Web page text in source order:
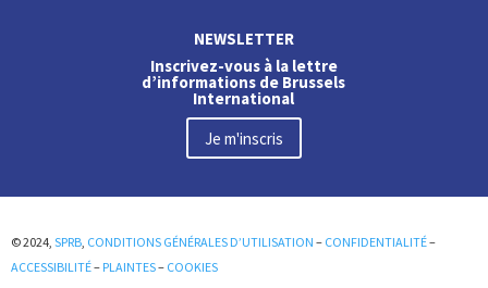
NEWSLETTER
Inscrivez-vous à la lettre
d’informations de Brussels
International
Je m'inscris
© 2024, SPRB CONDITIONS GÉNÉRALES D’UTILISATION – CONFIDENTIALITÉ–
ACCESSIBILITÉ– PLAINTES– COOKIES